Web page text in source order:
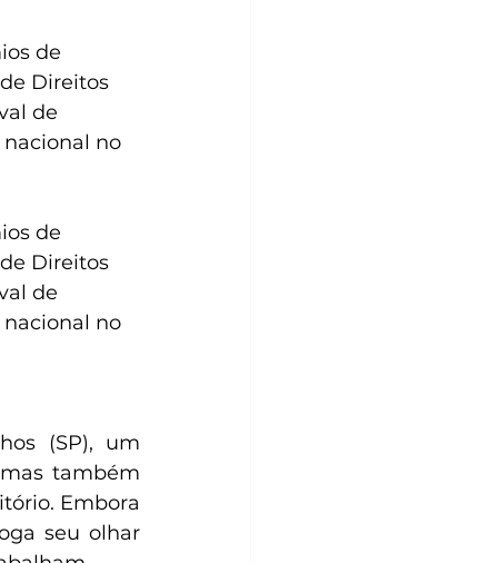
de
Direitos
de
nacional no
de
Direitos
de
nacional no
(SP), um
também
Embora
seu olhar